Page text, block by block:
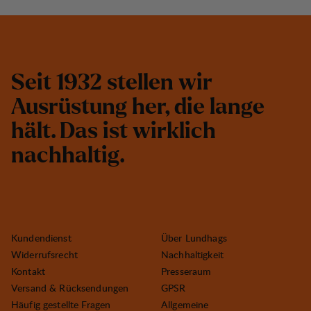
Seit 1932 stellen wir
Ausrüstung her, die lange
hält. Das ist wirklich
nachhaltig.
Kundendienst
Widerrufsrecht
Kontakt
Versand & Rücksendungen
Häufig gestellte Fragen
Über Lundhags
Nachhaltigkeit
Presseraum
GPSR
Allgemeine